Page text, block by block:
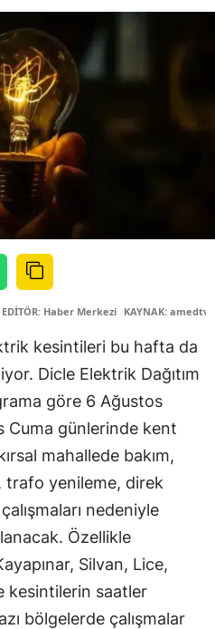
EDİTÖR: Haber Merkezi KAYNAK:
kesintileri bu hafta da
Dicle Elektrik Dağıtım
göre 6 Ağustos
Cuma günlerinde kent
mahallede bakım,
trafo yenileme, direk
nedeniyle
Özellikle
Silvan, Lice,
kesintilerin saatler
bölgelerde çalışmalar